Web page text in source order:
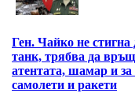
Ген. Чайко не стигна
танк, трябва да
атентата, шамар и
самолети и ракети